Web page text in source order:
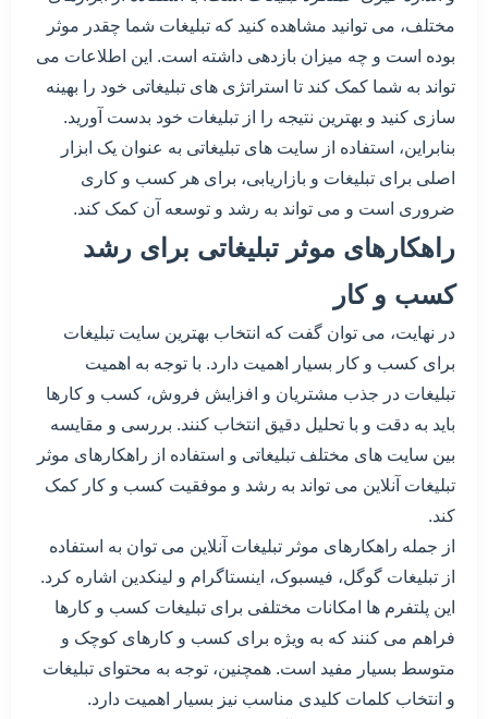
مختلف، می توانید مشاهده کنید که تبلیغات شما چقدر موثر
بوده است و چه میزان بازدهی داشته است. این اطلاعات می
تواند به شما کمک کند تا استراتژی های تبلیغاتی خود را بهینه
سازی کنید و بهترین نتیجه را از تبلیغات خود بدست آورید.
بنابراین، استفاده از سایت های تبلیغاتی به عنوان یک ابزار
اصلی برای تبلیغات و بازاریابی، برای هر کسب و کاری
ضروری است و می تواند به رشد و توسعه آن کمک کند.
راهکارهای موثر تبلیغاتی برای رشد
کسب و کار
در نهایت، می توان گفت که انتخاب بهترین سایت تبلیغات
برای کسب و کار بسیار اهمیت دارد. با توجه به اهمیت
تبلیغات در جذب مشتریان و افزایش فروش، کسب و کارها
باید به دقت و با تحلیل دقیق انتخاب کنند. بررسی و مقایسه
بین سایت های مختلف تبلیغاتی و استفاده از راهکارهای موثر
تبلیغات آنلاین می تواند به رشد و موفقیت کسب و کار کمک
کند.
از جمله راهکارهای موثر تبلیغات آنلاین می توان به استفاده
از تبلیغات گوگل، فیسبوک، اینستاگرام و لینکدین اشاره کرد.
این پلتفرم ها امکانات مختلفی برای تبلیغات کسب و کارها
فراهم می کنند که به ویژه برای کسب و کارهای کوچک و
متوسط بسیار مفید است. همچنین، توجه به محتوای تبلیغات
و انتخاب کلمات کلیدی مناسب نیز بسیار اهمیت دارد.